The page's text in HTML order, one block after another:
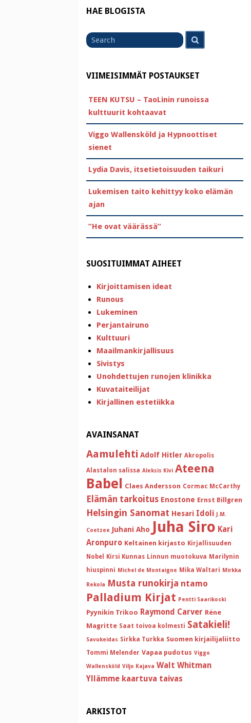
HAE BLOGISTA
for
VIIMEISIMMÄT POSTAUKSET
TEEN KUTSU – TaoLinin runoissa
kulttuurit kohtaavat
Viggo Wallensköld ja Hypnoottiset
sienet
Lydia Davis, itsetietoisuuden taikuri
Lukemisen taito kehittyy koko elämän
ajan
”He ovat väärässä”
SUOSITUIMMAT AIHEET
Kirjoittamisen ideat
Runous
Lukeminen
Perjantairuno
Kulttuuri
Maailmankirjallisuus
Sivistys
Unohdettujen runojen klinikka
Kuvataiteilijat
Kirjallinen estetiikka
AVAINSANAT
Aamulehti Adolf Hitler Akropolis
Alastalon salissa Aleksis Kivi Ateena
Babel Claes Andersson Cormac McCarthy
Elämän tarkoitus Enostone Ernst Billgren
Helsingin Sanomat Hesari Idoli J.M.
Coetzee Juhani Aho Juha Siro Kari
Aronpuro Keltainen kirjasto Kirjallisuuden
Nobel
Kirsi Kunnas Linnun muotokuva Marilynin
hiuspinni Michel de Montaigne Mika Waltari Mirkka
Rekola Musta runokirja ntamo
Palladium Kirjat Pentti Saarikoski
Pyynikin Trikoo Raymond Carver Réne
Magritte Saat toivoa kolmesti Satakieli!
Savukeidas Sirkka Turkka Suomen kirjailijaliitto
Tommi Melender Vapaa pudotus Viggo
Wallensköld Viljo Kajava Walt Whitman
Yllämme kaartuva taivas
ARKISTOT